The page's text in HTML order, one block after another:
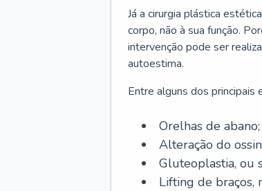
Já a cirurgia plástica
corpo, não à sua função.
intervenção pode ser
autoestima.
Entre alguns dos principais
Orelhas de abano;
Alteração do
Gluteoplastia, ou
Lifting de braços,